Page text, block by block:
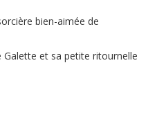
bien-aimée de
Galette et sa petite ritournelle